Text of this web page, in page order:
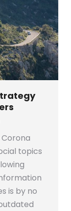
topics
is by no